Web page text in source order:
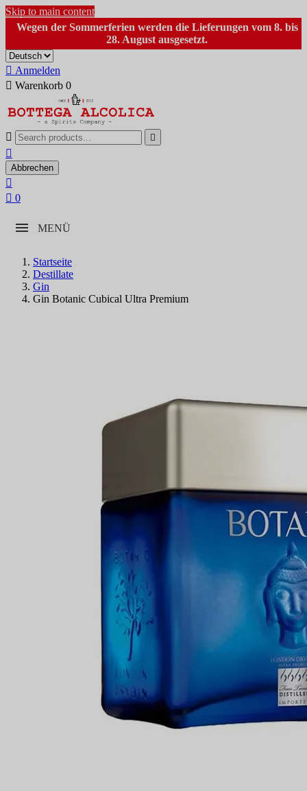
Skip to main content
Wegen der Sommerferien werden die Lieferungen vom 8. bis
28. August ausgesetzt.
 Anmelden
 Warenkorb 0
 

Abbrechen

 0
MENÜ
Startseite
Destillate
Gin
Gin Botanic Cubical Ultra Premium